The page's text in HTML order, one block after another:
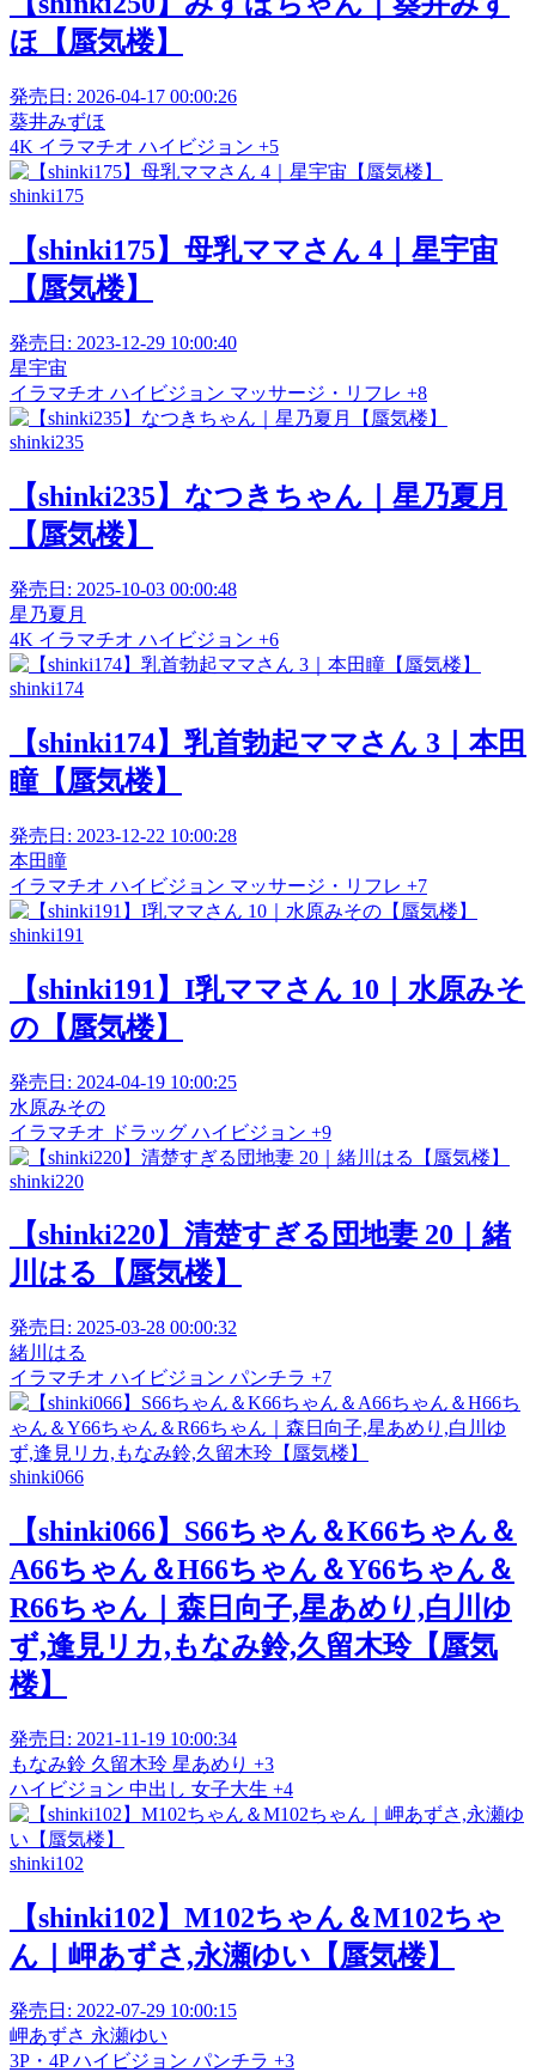
ほ【蜃気楼】
発売日: 2026-04-17 00:00:26
葵井みずほ
4K イラマチオ ハイビジョン +5
shinki175
【shinki175】母乳ママさん 4｜星宇宙
【蜃気楼】
発売日: 2023-12-29 10:00:40
星宇宙
イラマチオ ハイビジョン マッサージ・リフレ +8
shinki235
【shinki235】なつきちゃん｜星乃夏月
【蜃気楼】
発売日: 2025-10-03 00:00:48
星乃夏月
4K イラマチオ ハイビジョン +6
shinki174
【shinki174】乳首勃起ママさん 3｜本田
瞳【蜃気楼】
発売日: 2023-12-22 10:00:28
本田瞳
イラマチオ ハイビジョン マッサージ・リフレ +7
shinki191
【shinki191】I乳ママさん 10｜水原みそ
の【蜃気楼】
発売日: 2024-04-19 10:00:25
水原みその
イラマチオ ドラッグ ハイビジョン +9
shinki220
【shinki220】清楚すぎる団地妻 20｜緒
川はる【蜃気楼】
発売日: 2025-03-28 00:00:32
緒川はる
イラマチオ ハイビジョン パンチラ +7
shinki066
【shinki066】S66ちゃん＆K66ちゃん＆
A66ちゃん＆H66ちゃん＆Y66ちゃん＆
R66ちゃん｜森日向子,星あめり,白川ゆ
ず,逢見リカ,もなみ鈴,久留木玲【蜃気
楼】
発売日: 2021-11-19 10:00:34
もなみ鈴 久留木玲 星あめり +3
ハイビジョン 中出し 女子大生 +4
shinki102
【shinki102】M102ちゃん＆M102ちゃ
ん｜岬あずさ,永瀬ゆい【蜃気楼】
発売日: 2022-07-29 10:00:15
岬あずさ 永瀬ゆい
3P・4Pハイビジョン パンチラ +3